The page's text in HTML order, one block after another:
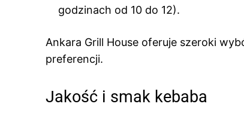
godzinach od 10 do 12).
Ankara Grill House oferuje szeroki
preferencji.
Jakość i smak kebaba